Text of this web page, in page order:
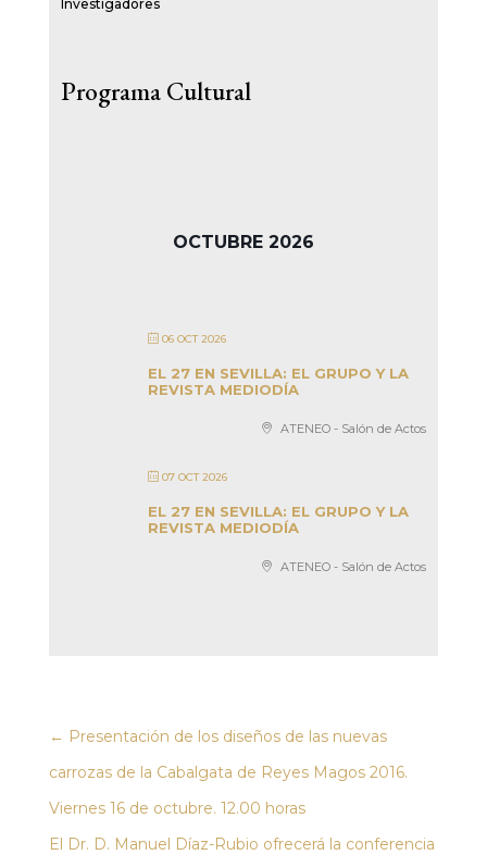
Investigadores
Programa Cultural
OCTUBRE 2026
06 OCT 2026
EL 27 EN SEVILLA: EL GRUPO Y LA
REVISTA MEDIODÍA
ATENEO - Salón de Actos
07 OCT 2026
EL 27 EN SEVILLA: EL GRUPO Y LA
REVISTA MEDIODÍA
ATENEO - Salón de Actos
← Presentación de los diseños de las nuevas
carrozas de la Cabalgata de Reyes Magos 2016.
Viernes 16 de octubre. 12.00 horas
El Dr. D. Manuel Díaz-Rubio ofrecerá la conferencia